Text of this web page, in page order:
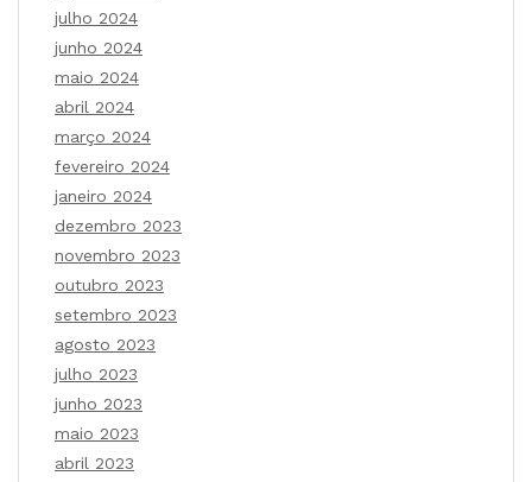
julho 2024
junho 2024
maio 2024
abril 2024
março 2024
fevereiro 2024
janeiro 2024
dezembro 2023
novembro 2023
outubro 2023
setembro 2023
agosto 2023
julho 2023
junho 2023
maio 2023
abril 2023